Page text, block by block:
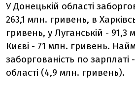
У Донецькій області
263,1 млн. гривень, в
гривень, у Луганській - 91,3
Києві - 71 млн. гривень.
заборгованість по зарплаті
області (4,9 млн. гривень).